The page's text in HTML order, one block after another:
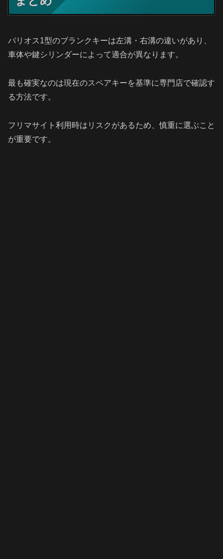
バリオス1型のブランクキーは左溝・右溝の違いがあり、
車体や鍵シリンダーによって適合が異なります。
最も確実なのは現在のスペアキーを基準に専門店で確認す
る方法です。
フリマサイト利用時はリスクがあるため、慎重に選ぶこと
が重要です。